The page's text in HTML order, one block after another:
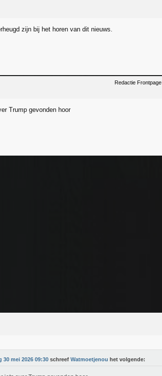
zijn bij het horen van dit nieuws.
Redactie Frontpage
Trump gevonden hoor
30 mei 2026 09:30 schreef Watmoetjenou het volgende: